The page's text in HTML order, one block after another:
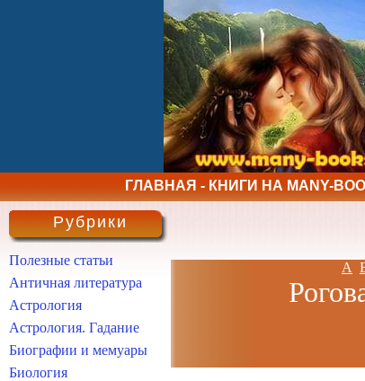
ГЛАВНАЯ - КНИГИ НА MANY-
А
Рубрики
Полезные статьи
Античная литература
Астрология
Астрология. Гадание
Биографии и мемуары
Биология